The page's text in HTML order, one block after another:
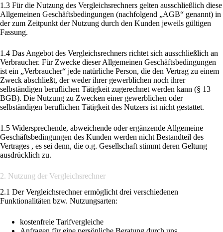
1.3 Für die Nutzung des Vergleichsrechners gelten ausschließlich diese
Allgemeinen Geschäftsbedingungen (nachfolgend „AGB“ genannt) in
der zum Zeitpunkt der Nutzung durch den Kunden jeweils gültigen
Fassung.
1.4 Das Angebot des Vergleichsrechners richtet sich ausschließlich an
Verbraucher. Für Zwecke dieser Allgemeinen Geschäftsbedingungen
ist ein „Verbraucher“ jede natürliche Person, die den Vertrag zu einem
Zweck abschließt, der weder ihrer gewerblichen noch ihrer
selbständigen beruflichen Tätigkeit zugerechnet werden kann (§ 13
BGB). Die Nutzung zu Zwecken einer gewerblichen oder
selbständigen beruflichen Tätigkeit des Nutzers ist nicht gestattet.
1.5 Widersprechende, abweichende oder ergänzende Allgemeine
Geschäftsbedingungen des Kunden werden nicht Bestandteil des
Vertrages , es sei denn, die o.g. Gesellschaft stimmt deren Geltung
ausdrücklich zu.
2. Nutzung der Vergleichsrechner
2.1 Der Vergleichsrechner ermöglicht drei verschiedenen
Funktionalitäten bzw. Nutzungsarten:
kostenfreie Tarifvergleiche